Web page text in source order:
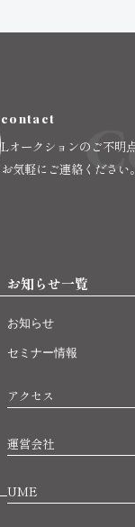
contact
Lオークションのご不明
お気軽にご連絡ください
お知らせ一覧
お知らせ
セミナー情報
アクセス
運営会社
UME